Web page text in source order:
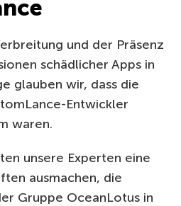
und der Präsenz
schädlicher Apps in
glauben wir, dass die
Entwickler
waren.
unsere Experten eine
ausmachen, die
Gruppe OceanLotus in